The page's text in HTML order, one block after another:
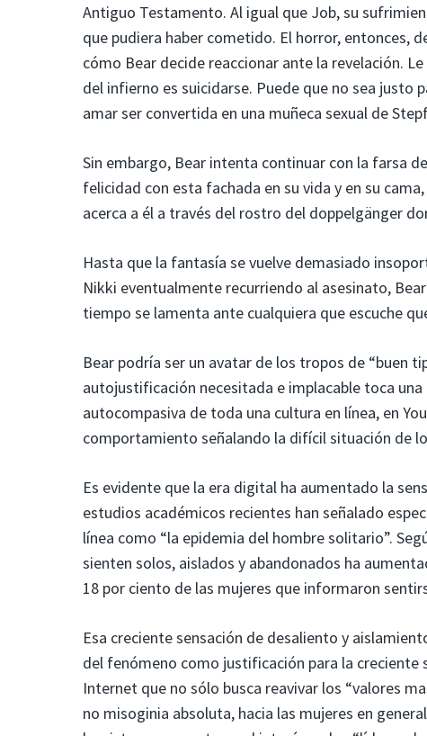
Antiguo Testamento. Al igual que Job, su
que pudiera haber cometido. El horror, entonces,
cómo Bear decide reaccionar ante la revelación.
del infierno es suicidarse. Puede que no sea justo
amar ser convertida en una muñeca sexual de
Sin embargo, Bear intenta continuar con la farsa
felicidad con esta fachada en su vida y en su
acerca a él a través del rostro del doppelgänger
Hasta que la fantasía se vuelve demasiado
Nikki eventualmente recurriendo al asesinato,
tiempo se lamenta ante cualquiera que escuche
Bear podría ser un avatar de los tropos de “buen
autojustificación necesitada e implacable toca
autocompasiva de toda una cultura en línea, en
comportamiento señalando la difícil situación de
Es evidente que la era digital ha aumentado la
estudios académicos recientes han señalado
línea como “la epidemia del hombre solitario”.
sienten solos, aislados y abandonados ha
18 por ciento de las mujeres que informaron
Esa creciente sensación de desaliento y
del fenómeno como justificación para la creciente
Internet que no sólo busca reavivar los “valores
no misoginia absoluta, hacia las mujeres en